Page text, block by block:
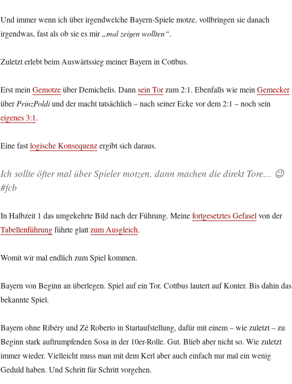
Und immer wenn ich über irgendwelche Bayern-Spiele motze, vollbringen sie danach
irgendwas, fast als ob sie es mir„mal zeigen wollten“.
Zuletzt erlebt beim Auswärtssieg meiner Bayern in Cottbus.
Erst meinGemotzeüber Demichelis. Dannsein Torzum 2:1. Ebenfalls wie meinGemecker
überPrinzPoldiund der macht tatsächlich – nach seiner Ecke vor dem 2:1 – noch sein
eigenes 3:1.
Eine fastlogische Konsequenzergibt sich daraus.
Ich sollte öfter mal über Spieler motzen, dann machen die direkt Tore… 😉
#fcb
In Halbzeit 1 das umgekehrte Bild nach der Führung. Meinefortgesetztes Gefaselvon der
Tabellenführungführte glattzum Ausgleich.
Womit wir mal endlich zum Spiel kommen.
Bayern von Beginn an überlegen. Spiel auf ein Tor. Cottbus lautert auf Konter. Bis dahin das
bekannte Spiel.
Bayern ohne Ribéry und Zé Roberto in Startaufstellung, dafür mit einem – wie zuletzt – zu
Beginn stark auftrumpfenden Sosa in der 10er-Rolle. Gut. Blieb aber nicht so. Wie zuletzt
immer wieder. Vielleicht muss man mit dem Kerl aber auch einfach nur mal ein wenig
Geduld haben. Und Schritt für Schritt vorgehen.